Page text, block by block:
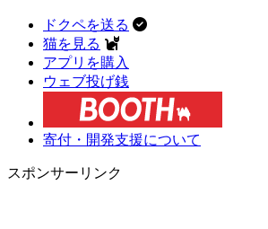
ドクペを送る
猫を見る
アプリを購入
ウェブ投げ銭
寄付・開発支援について
スポンサーリンク